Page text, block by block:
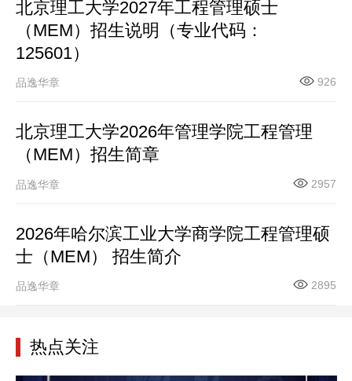
北京理工大学2027年工程管理硕士
（MEM）招生说明（专业代码：
125601）
品逸华章 926
北京理工大学2026年管理学院工程管理
（MEM）招生简章
品逸华章 2957
2026年哈尔滨工业大学商学院工程管理硕
士（MEM） 招生简介
品逸华章 2895
热点关注